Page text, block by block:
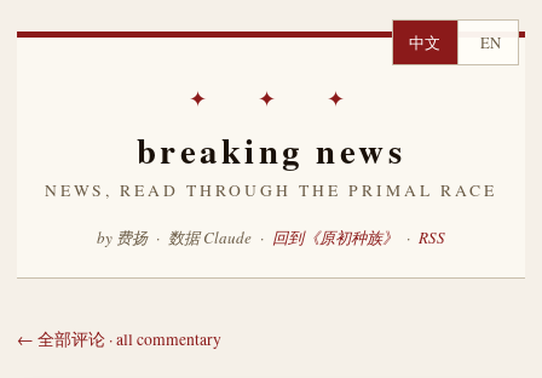
中文 EN
✦ ✦ ✦
breaking news
NEWS, READ THROUGH THE PRIMAL RACE
by 费扬 · 数据 Claude · 回到《原初种族》 · RSS
← 全部评论 · all commentary